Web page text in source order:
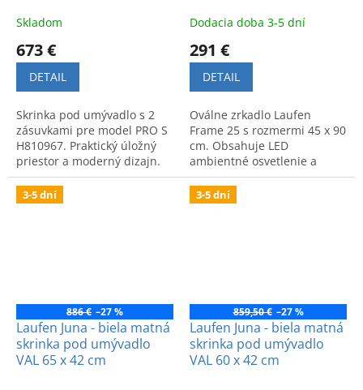
Skladom
673 €
DETAIL
Skrinka pod umývadlo s 2
zásuvkami pre model PRO S
H810967. Praktický úložný
priestor a moderný dizajn.
Rozmery: 670 x 445 x 515
mm.
Dodacia doba 3-5 dní
291 €
DETAIL
Oválne zrkadlo Laufen
Frame 25 s rozmermi 45 x 90
cm. Obsahuje LED
ambientné osvetlenie a
umožňuje vertikálnu aj
horizontálnu montáž.
Vhodné do modernej
3-5 dní
886 € –27 %
Laufen Juna - biela matná
skrinka pod umývadlo
VAL 65 x 42 cm
3-5 dní
859,50 € –27 %
Laufen Juna - biela matná
skrinka pod umývadlo
VAL 60 x 42 cm